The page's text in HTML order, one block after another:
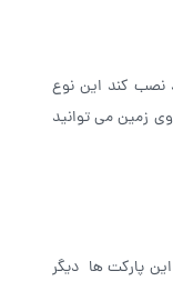
نصب کند این نوع
زمین می توانید
پارکت ها دیگر